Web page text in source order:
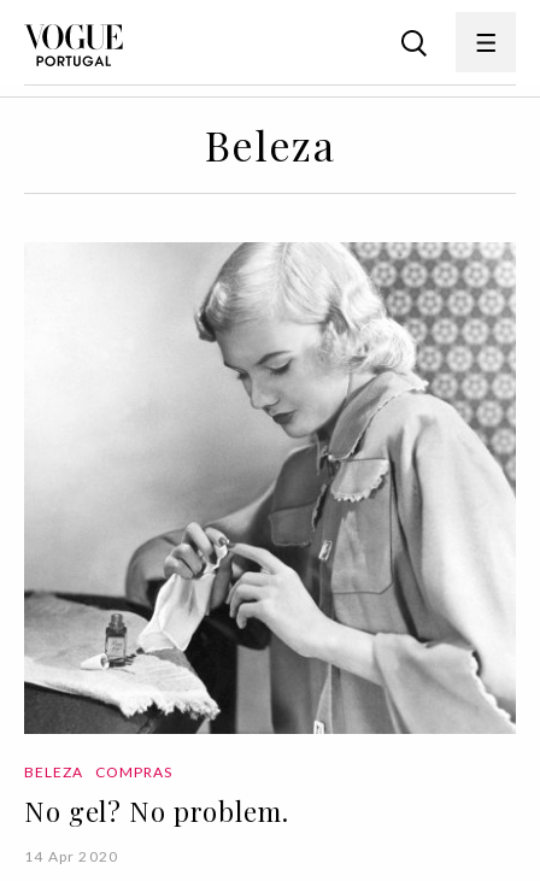
Beleza
BELEZA COMPRAS
No gel? No problem.
14 Apr 2020